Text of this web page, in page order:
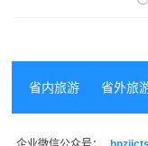
省内旅游 省外旅